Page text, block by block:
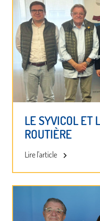
LE SYVICOL ET
ROUTIÈRE
Lire l'article